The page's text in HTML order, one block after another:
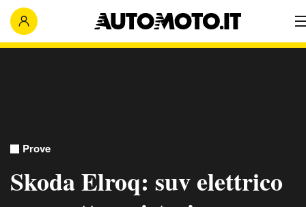
Prove
Skoda Elroq: suv elettrico